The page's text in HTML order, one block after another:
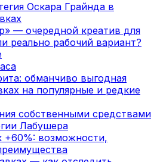
Оскара Грайнда в
— очередной креатив для
реально рабочий вариант?
обманчиво выгодная
на популярные и редкие
собственными средствами
Лабушера
+60%: возможности,